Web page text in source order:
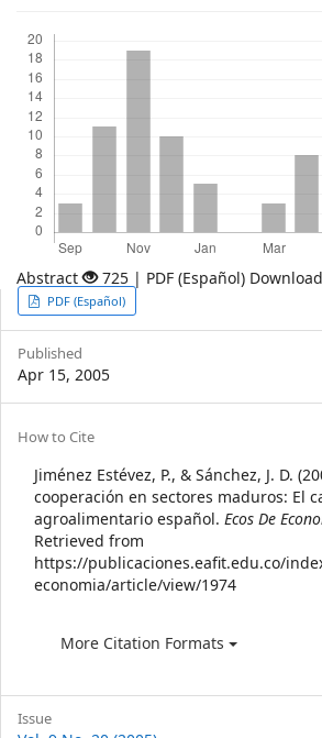
Abstract 725 | PDF (Español)
Article
Sidebar
PDF (Español)
Published
Apr 15, 2005
Article
Details
How to Cite
Jiménez Estévez, P., & Sánchez, J. D.
cooperación en sectores maduros: El
agroalimentario español. Ecos De
Retrieved from
https://publicaciones.eafit.edu.co/
economia/article/view/1974
More Citation Formats
Issue